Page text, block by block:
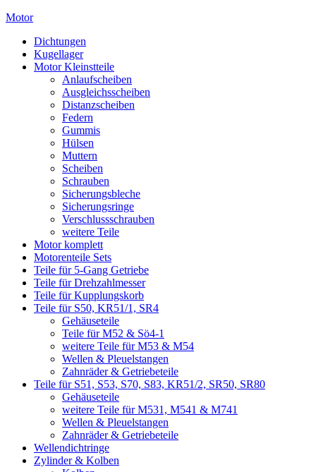
Motor
Dichtungen
Kugellager
Motor Kleinstteile
Anlaufscheiben
Ausgleichsscheiben
Distanzscheiben
Federn
Gummis
Hülsen
Muttern
Scheiben
Schrauben
Sicherungsbleche
Sicherungsringe
Verschlussschrauben
weitere Teile
Motor komplett
Motorenteile Sets
Teile für 5-Gang Getriebe
Teile für Drehzahlmesser
Teile für Kupplungskorb
Teile für S50, KR51/1, SR4
Gehäuseteile
Teile für M52 & Sö4-1
weitere Teile für M53 & M54
Wellen & Pleuelstangen
Zahnräder & Getriebeteile
Teile für S51, S53, S70, S83, KR51/2, SR50, SR80
Gehäuseteile
weitere Teile für M531, M541 & M741
Wellen & Pleuelstangen
Zahnräder & Getriebeteile
Wellendichtringe
Zylinder & Kolben